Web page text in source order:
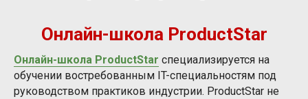
Онлайн-школа ProductStar
Онлайн-школа ProductStar специализируется на
обучении востребованным IT-специальностям под
руководством практиков индустрии. ProductStar не